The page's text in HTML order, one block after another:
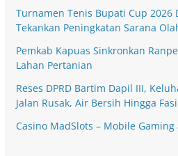
Turnamen Tenis Bupati Cup 2026
Tekankan Peningkatan Sarana
Pemkab Kapuas Sinkronkan
Lahan Pertanian
Reses DPRD Bartim Dapil III,
Jalan Rusak, Air Bersih Hingga
Casino MadSlots – Mobile